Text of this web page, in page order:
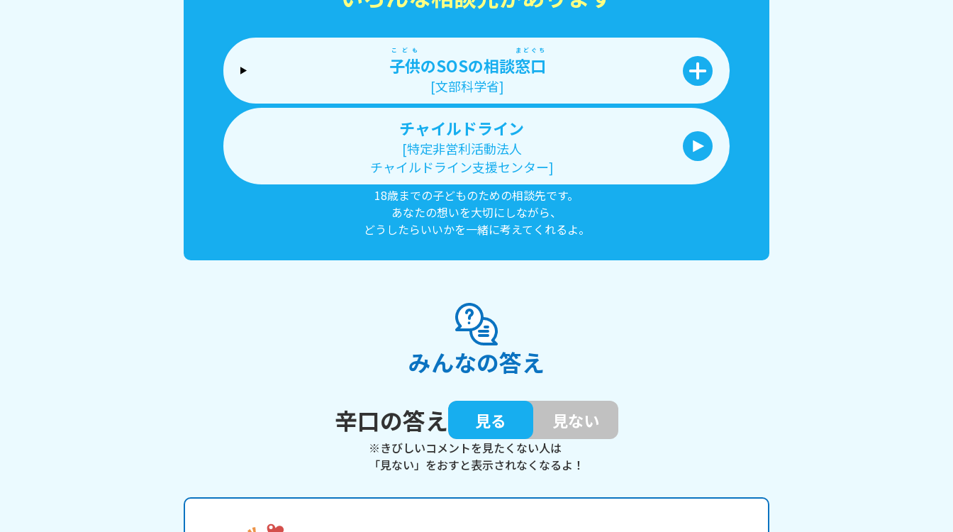
子供
こども
のSOSの相談窓口
まどぐち
[文部科学省]
チャイルドライン
[特定非営利活動法人
チャイルドライン支援センター]
18歳までの子どものための相談先です。
あなたの想いを大切にしながら、
どうしたらいいかを一緒に考えてくれるよ。
みんなの答え
辛口の答え
見る 見ない
※きびしいコメントを見たくない人は
「見ない」をおすと表示されなくなるよ！